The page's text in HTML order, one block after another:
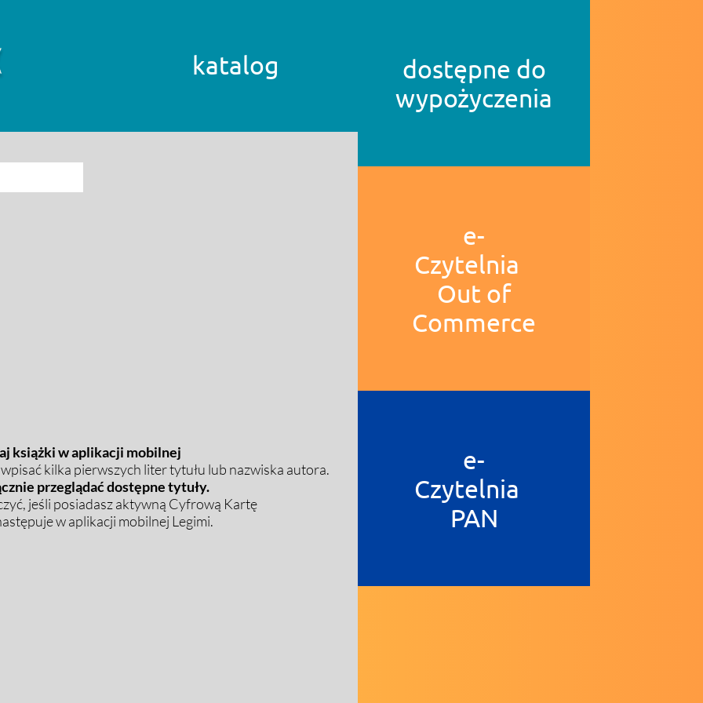
katalog
książki w aplikacji mobilnej
kilka pierwszych liter tytułu lub nazwiska autora.
przeglądać dostępne tytuły.
jeśli posiadasz aktywną Cyfrową Kartę
w aplikacji mobilnej Legimi.
dostępne do
wypożyczenia
e-
Czytelnia
Out of
Commerce
e-
Czytelnia
PAN